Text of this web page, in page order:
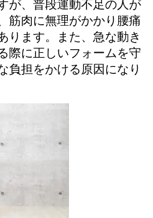
が、普段運動不足の人が
筋肉に無理がかかり腰痛
ります。また、急な動き
際に正しいフォームを守
負担をかける原因になり